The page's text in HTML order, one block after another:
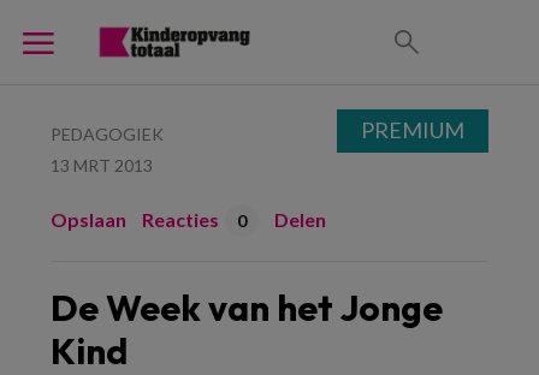
PEDAGOGIEK
13 MRT 2013
Opslaan Reacties 0 Delen
De Week van het Jonge
Kind
PREMIUM